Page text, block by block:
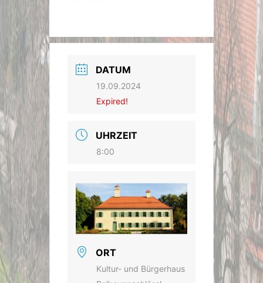
DATUM
19.09.2024
Expired!
UHRZEIT
8:00
ORT
Kultur- und Bürgerhaus